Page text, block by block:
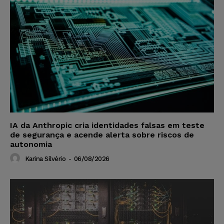
IA da Anthropic cria identidades falsas em teste
de segurança e acende alerta sobre riscos de
autonomia
Karina Silvério - 06/08/2026